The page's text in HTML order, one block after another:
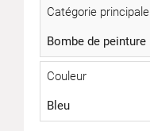
Catégorie principale
Bombe de peinture
Couleur
Bleu